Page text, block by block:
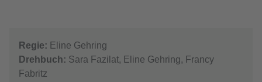
Regie: Eline Gehring
Drehbuch: Sara Fazilat, Eline Gehring, Francy
Fabritz